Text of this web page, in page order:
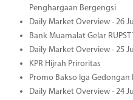
Penghargaan Bergengsi
Daily Market Overview - 26
Bank Muamalat Gelar
Daily Market Overview - 25
KPR Hijrah Priroritas
Promo Bakso Iga Gedongan
Daily Market Overview - 24